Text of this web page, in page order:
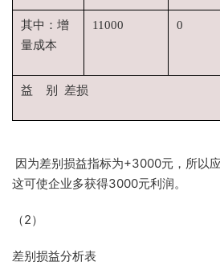
其中：增
量成本
11000 0
益 别 差损
因为差别损益指标为+3000元，所以
这可使企业多获得3000元利润。
（2）
差别损益分析表